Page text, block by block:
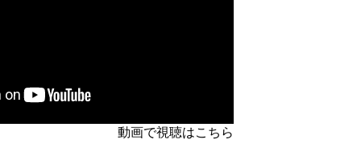
動画で視聴はこちら